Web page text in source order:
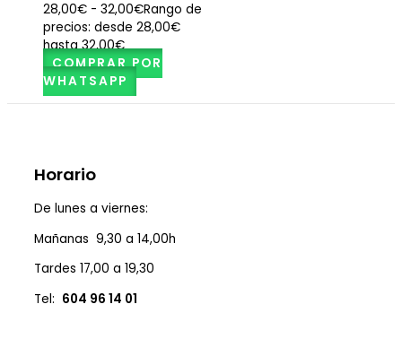
28,00€ - 32,00€Rango de
precios: desde 28,00€
hasta 32,00€
COMPRAR POR
WHATSAPP
Horario
De lunes a viernes:
Mañanas 9,30 a 14,00h
Tardes 17,00 a 19,30
Tel: 604 96 14 01